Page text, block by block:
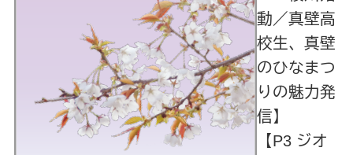
動／真壁高
校生、真壁
のひなまつ
りの魅力発
信】
【P3 ジオ